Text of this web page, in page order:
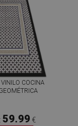
COCINA
59.99 €